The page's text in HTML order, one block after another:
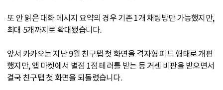
또 안 읽은 대화 메시지 요약의 경우 기존 1개 채팅방만 가능했지만,
최대 5개까지로 확대됐습니다.
앞서 카카오는 지난 9월 친구탭 첫 화면을 격자형 피드 형태로 개편
했지만, 앱 마켓에서 별점 1점 테러를 받는 등 거센 비판을 받으면서
결국 친구탭 첫 화면을 되돌렸습니다.